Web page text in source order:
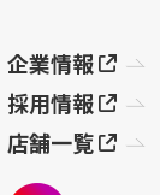
企業情報
採用情報
店舗一覧